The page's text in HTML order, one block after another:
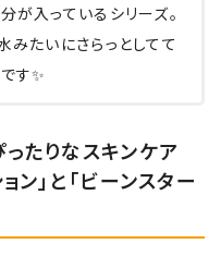
が入っているシリーズ。
みたいにさらっとしてて
す✨
たりなスキンケア
ン」と「ビーンスター